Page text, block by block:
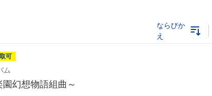
ならびか
え
可
ム
幻想物語組曲～